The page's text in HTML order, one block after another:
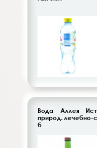
Вода Аллея
природ. лечебно-
б